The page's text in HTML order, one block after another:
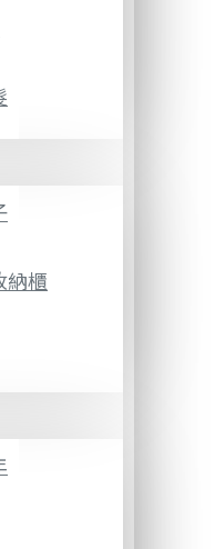
納櫃